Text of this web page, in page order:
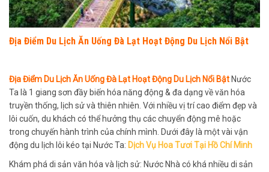
Địa Điểm Du Lịch Ăn Uống Đà Lạt Hoạt Động Du Lịch Nổi Bật
Địa Điểm Du Lịch Ăn Uống Đà Lạt Hoạt Động Du Lịch Nổi Bật Nước
Ta là 1 giang sơn đầy biến hóa năng động & đa dạng về văn hóa
truyền thống, lịch sử và thiên nhiên. Với nhiều vị trí cao điểm đẹp và
lôi cuốn, du khách có thể hưởng thụ các chuyển động mê hoặc
trong chuyến hành trình của chính mình. Dưới đây là một vài vận
động du lịch lôi kéo tại Nước Ta: Dịch Vụ Hoa Tươi Tại Hồ Chí Minh
Khám phá di sản văn hóa và lịch sử: Nước Nhà có khá nhiều di sản